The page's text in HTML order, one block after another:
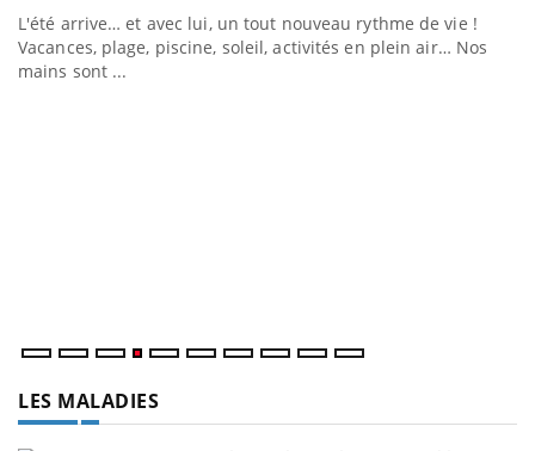
L'été arrive… et avec lui, un tout nouveau rythme de vie !
Vacances, plage, piscine, soleil, activités en plein air… Nos
mains sont ...
LES MALADIES